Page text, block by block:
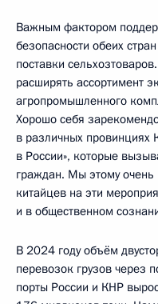
Важным фактором
безопасности обеих
поставки
расширять ассортимент
агропромышленного
Хорошо себя
в различных провинциях
в России», которые
граждан. Мы этому
китайцев на эти
и в общественном
В 2024 году объём
перевозок грузов через
порты России и КНР